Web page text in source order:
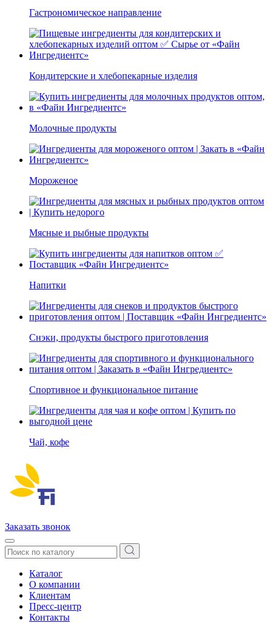
Гастрономическое направление
Кондитерские и хлебопекарные изделия
Молочные продукты
Мороженое
Мясные и рыбные продукты
Напитки
Снэки, продукты быстрого приготовления
Спортивное и функциональное питание
Чай, кофе
Заказать звонок
Каталог
О компании
Клиентам
Пресс-центр
Контакты